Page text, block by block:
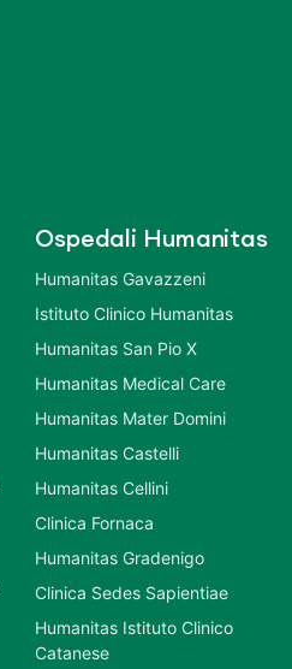
Ospedali Humanitas
Humanitas Gavazzeni
Istituto Clinico Humanitas
Humanitas San Pio X
Humanitas Medical Care
Humanitas Mater Domini
Humanitas Castelli
Humanitas Cellini
Clinica Fornaca
Humanitas Gradenigo
Clinica Sedes Sapientiae
Humanitas Istituto Clinico
Catanese